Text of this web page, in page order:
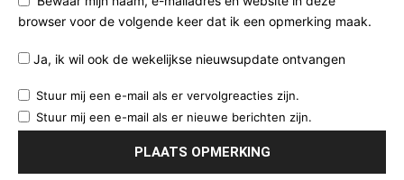
browser voor de volgende keer dat ik een opmerking maak.
Ja, ik wil ook de wekelijkse nieuwsupdate ontvangen
Stuur mij een e-mail als er vervolgreacties zijn.
Stuur mij een e-mail als er nieuwe berichten zijn.